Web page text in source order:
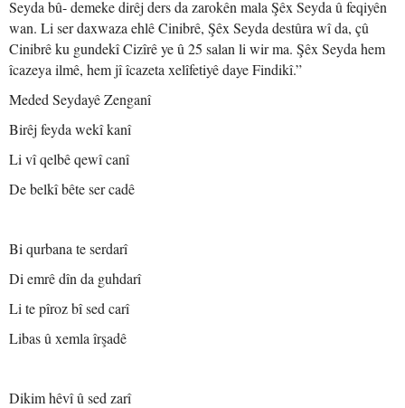
Seyda bû- demeke dirêj ders da zarokên mala Şêx Seyda û feqiyên
wan. Li ser daxwaza ehlê Cinibrê, Şêx Seyda destûra wî da, çû
Cinibrê ku gundekî Cizîrê ye û 25 salan li wir ma. Şêx Seyda hem
îcazeya ilmê, hem jî îcazeta xelîfetiyê daye Findikî.”
Meded Seydayê Zenganî
Birêj feyda wekî kanî
Li vî qelbê qewî canî
De belkî bête ser cadê
Bi qurbana te serdarî
Di emrê dîn da guhdarî
Li te pîroz bî sed carî
Libas û xemla îrşadê
Dikim hêvî û sed zarî